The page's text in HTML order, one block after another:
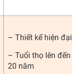
– Thiết kế hiện đại
– Tuổi thọ lên đến
20 năm